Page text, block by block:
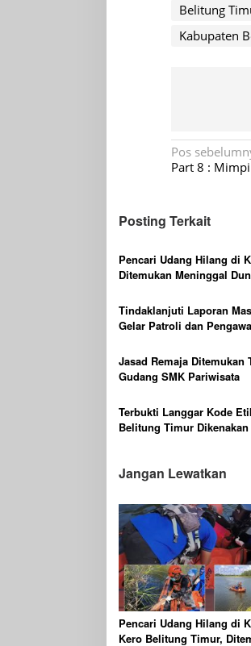
Belitung
Kabupaten
pos
Pos
Part 8 :
Posting Terkait
Pencari Udang Hilang di
Ditemukan Meninggal
Tindaklanjuti Laporan
Gelar Patroli dan
Jasad Remaja
Gudang SMK Pariwisata
Terbukti Langgar Kode
Belitung Timur Dikenakan
Jangan Lewatkan
Pencari Udang Hilang di
Kero Belitung Timur,